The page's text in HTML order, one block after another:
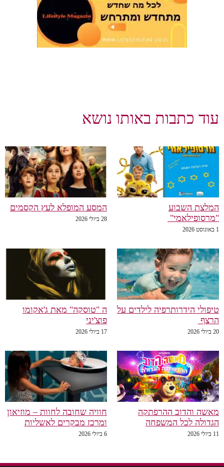
באותו נושא
המסע המופלא לעץ הקסמים
לילדים על
ה "טוסקה" מאת ג'אקומו
ההרפתקה
המשפחה
חוויה שחובה לחוות – מוזיאון
ומרכז מבקרים לאשליות